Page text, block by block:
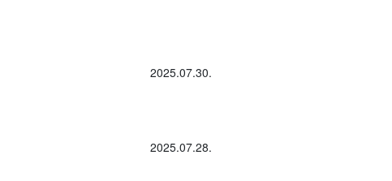
2025.07.30.
2025.07.28.